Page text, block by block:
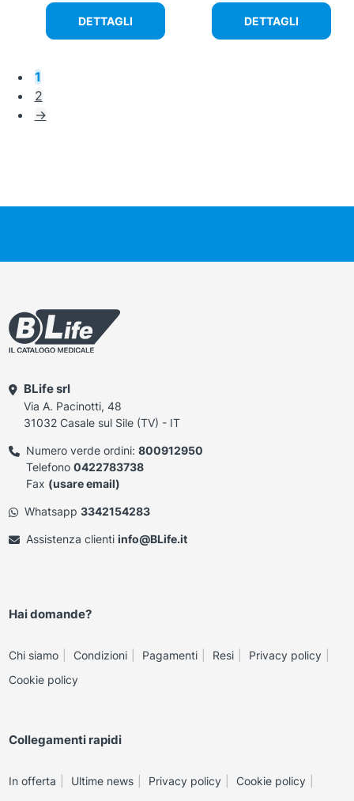
DETTAGLI DETTAGLI
1
2
→
BLife srl
Via A. Pacinotti, 48
31032 Casale sul Sile (TV) - IT
Numero verde ordini: 800912950
Telefono 0422783738
Fax (usare email)
Whatsapp 3342154283
Assistenza clienti info@BLife.it
Hai domande?
Chi siamo Condizioni Pagamenti Resi
Privacy policy
Cookie policy
Collegamenti rapidi
In offerta Ultime news Privacy policy
Cookie policy